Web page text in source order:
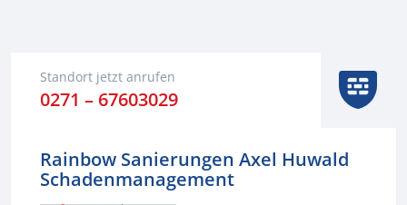
Standort jetzt anrufen
0271 – 67603029
Rainbow Sanierungen ​​Axel Huwald
Schadenmanagement​